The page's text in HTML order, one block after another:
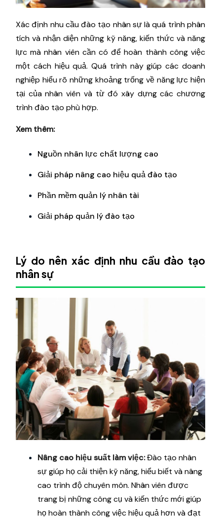
Xác định nhu cầu đào tạo nhân sự là quá trình phân
tích và nhận diện những kỹ năng, kiến thức và năng
lực mà nhân viên cần có để hoàn thành công việc
một cách hiệu quả. Quá trình này giúp các doanh
nghiệp hiểu rõ những khoảng trống về năng lực hiện
tại của nhân viên và từ đó xây dựng các chương
trình đào tạo phù hợp.
Xem thêm:
Nguồn nhân lực chất lượng cao
Giải pháp nâng cao hiệu quả đào tạo
Phần mềm quản lý nhân tài
Giải pháp quản lý đào tạo
Lý do nên xác định nhu cầu đào tạo
nhân sự
Nâng cao hiệu suất làm việc:Đào tạo nhân
sự giúp họ cải thiện kỹ năng, hiểu biết và nâng
cao trình độ chuyên môn. Nhân viên được
trang bị những công cụ và kiến thức mới giúp
họ hoàn thành công việc hiệu quả hơn và đạt